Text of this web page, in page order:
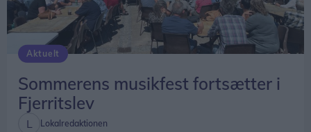
Aktuelt
Sommerens musikfest fortsætter i
Fjerritslev
Lokalredaktionen